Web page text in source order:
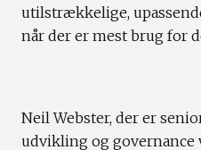
utilstrækkelige,
når der er mest brug for
Neil Webster, der er
udvikling og governance